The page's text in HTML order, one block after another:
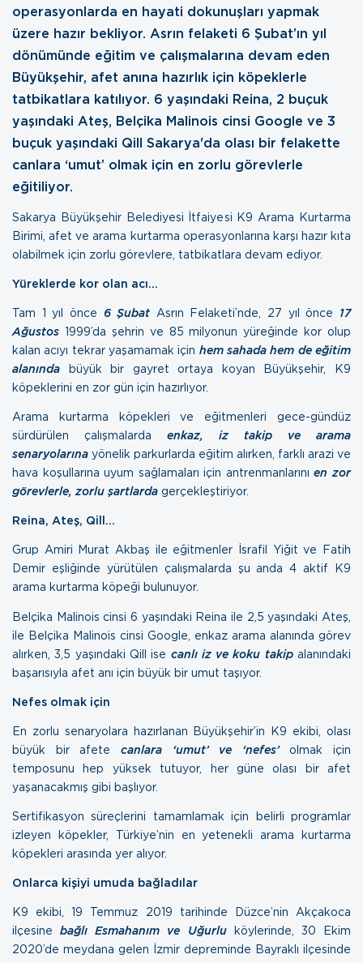
operasyonlarda en hayati dokunuşları yapmak
üzere hazır bekliyor. Asrın felaketi 6 Şubat’ın yıl
dönümünde eğitim ve çalışmalarına devam eden
Büyükşehir, afet anına hazırlık için köpeklerle
tatbikatlara katılıyor. 6 yaşındaki Reina, 2 buçuk
yaşındaki Ateş, Belçika Malinois cinsi Google ve 3
buçuk yaşındaki Qill Sakarya'da olası bir felakette
canlara ‘umut’ olmak için en zorlu görevlerle
eğitiliyor.
Sakarya Büyükşehir Belediyesi İtfaiyesi K9 Arama Kurtarma
Birimi, afet ve arama kurtarma operasyonlarına karşı hazır kıta
olabilmek için zorlu görevlere, tatbikatlara devam ediyor.
Yüreklerde kor olan acı…
Tam 1 yıl önce 6 Şubat Asrın Felaketi’nde, 27 yıl önce 17
Ağustos 1999’da şehrin ve 85 milyonun yüreğinde kor olup
kalan acıyı tekrar yaşamamak için hem sahada hem de eğitim
alanında
büyük bir gayret ortaya koyan Büyükşehir, K9
köpeklerini en zor gün için hazırlıyor.
Arama kurtarma köpekleri ve eğitmenleri gece-gündüz
sürdürülen çalışmalarda enkaz, iz takip ve arama
senaryolarına yönelik parkurlarda eğitim alırken, farklı arazi ve
hava koşullarına uyum sağlamaları için antrenmanlarınıen zor
görevlerle, zorlu şartlarda gerçekleştiriyor.
Reina, Ateş, Qill…
Grup Amiri Murat Akbaş ile eğitmenler İsrafil Yiğit ve Fatih
Demir eşliğinde yürütülen çalışmalarda şu anda 4 aktif K9
arama kurtarma köpeği bulunuyor.
Belçika Malinois cinsi 6 yaşındaki Reina ile 2,5 yaşındaki Ateş,
ile Belçika Malinois cinsi Google, enkaz arama alanında görev
alırken, 3,5 yaşındaki Qill ise canlı iz ve koku takipalanındaki
başarısıyla afet anı için büyük bir umut taşıyor.
Nefes olmak için
En zorlu senaryolara hazırlanan Büyükşehir’in K9 ekibi, olası
büyük bir afete canlara ‘umut’ ve ‘nefes’olmak için
temposunu hep yüksek tutuyor, her güne olası bir afet
yaşanacakmış gibi başlıyor.
Sertifikasyon süreçlerini tamamlamak için belirli programlar
izleyen köpekler, Türkiye’nin en yetenekli arama kurtarma
köpekleri arasında yer alıyor.
Onlarca kişiyi umuda bağladılar
K9 ekibi, 19 Temmuz 2019 tarihinde Düzce’nin Akçakoca
ilçesinebağlı Esmahanım ve Uğurluköylerinde, 30 Ekim
2020’de meydana gelen İzmir depreminde Bayraklı ilçesinde